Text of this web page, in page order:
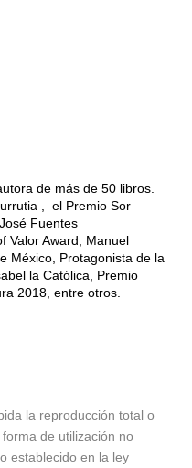
de más de 50 libros.
, el Premio Sor
Fuentes
Valor Award, Manuel
México, Protagonista de la
la Católica, Premio
2018, entre otros.
la reproducción total o
de utilización no
establecido en la ley